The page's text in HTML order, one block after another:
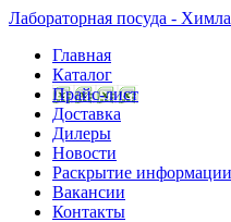
Лабораторная посуда -
Главная
Каталог
Прайс-лист
Доставка
Дилеры
Новости
Раскрытие информации
Вакансии
Контакты